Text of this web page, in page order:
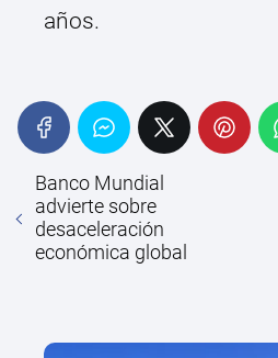
años.
Banco Mundial
advierte sobre
desaceleración
económica global